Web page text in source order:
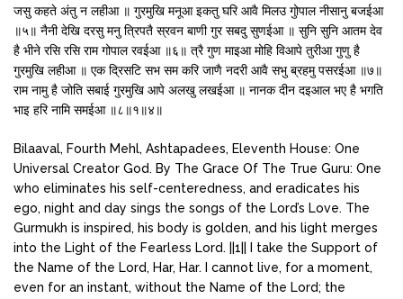
जसु कहते अंतु न लहीआ ॥ गुरमुखि मनूआ इकतु घरि आवै मिलउ गुोपाल नीसानु बजईआ
॥५॥ नैनी देखि दरसु मनु त्रिपतै स्रवन बाणी गुर सबदु सुणईआ ॥ सुनि सुनि आतम देव
है भीने रसि रसि राम गोपाल रवईआ ॥६॥ त्रै गुण माइआ मोहि विआपे तुरीआ गुणु है
गुरमुखि लहीआ ॥ एक द्रिसटि सभ सम करि जाणै नदरी आवै सभु ब्रहमु पसरईआ ॥७॥
राम नामु है जोति सबाई गुरमुखि आपे अलखु लखईआ ॥ नानक दीन दइआल भए है भगति
भाइ हरि नामि समईआ ॥८॥१॥४॥
Bilaaval, Fourth Mehl, Ashtapadees, Eleventh House: One
Universal Creator God. By The Grace Of The True Guru: One
who eliminates his self-centeredness, and eradicates his
ego, night and day sings the songs of the Lord’s Love. The
Gurmukh is inspired, his body is golden, and his light merges
into the Light of the Fearless Lord. ||1|| I take the Support of
the Name of the Lord, Har, Har. I cannot live, for a moment,
even for an instant, without the Name of the Lord; the